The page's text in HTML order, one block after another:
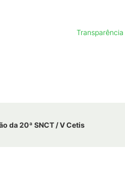
Transparência
da 20ª SNCT / V Cetis